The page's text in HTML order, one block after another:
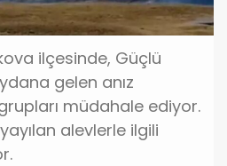
ilçesinde, Güçlü
gelen anız
müdahale ediyor.
alevlerle ilgili